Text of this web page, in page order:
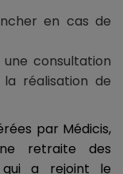
en cas de
consultation
réalisation de
par Médicis,
retraite des
qui a rejoint le